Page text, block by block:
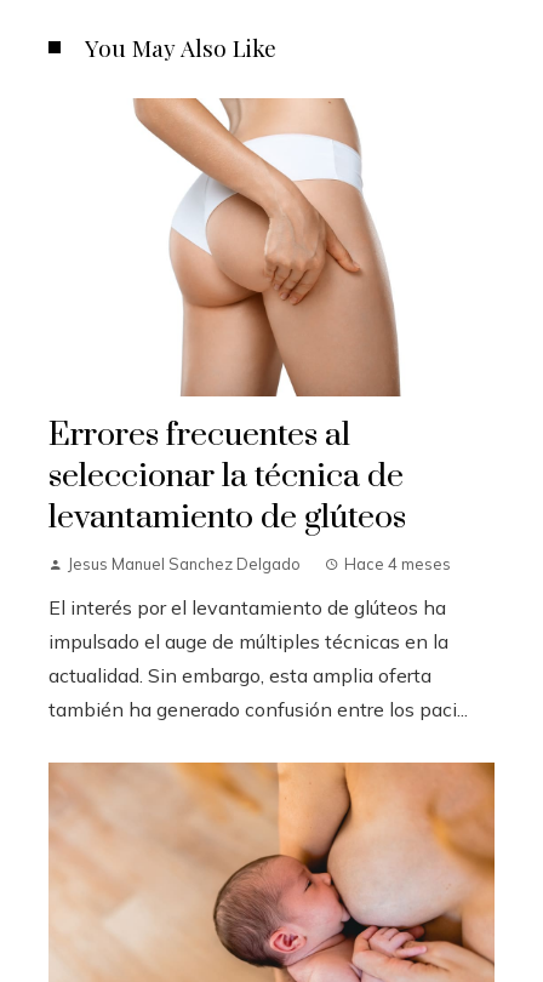
You May Also Like
Errores frecuentes al
seleccionar la técnica de
levantamiento de glúteos
Jesus Manuel Sanchez Delgado Hace 4 meses
El interés por el levantamiento de glúteos ha
impulsado el auge de múltiples técnicas en la
actualidad. Sin embargo, esta amplia oferta
también ha generado confusión entre los paci...